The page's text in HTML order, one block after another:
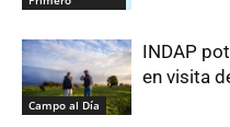
Campo al Día
INDAP
en visita